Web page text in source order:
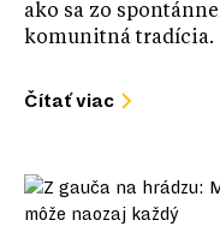
ako sa zo
komunitná tradícia.
Čítať viac